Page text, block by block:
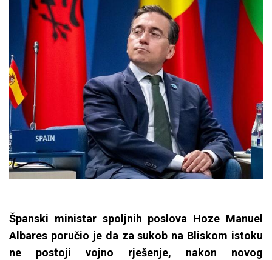
Španski ministar spoljnih poslova Hoze Manuel
Albares poručio je da za sukob na Bliskom istoku
ne postoji vojno rješenje, nakon novog